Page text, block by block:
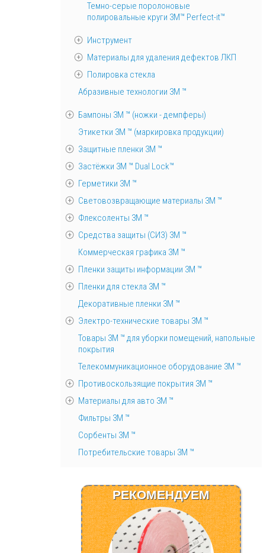
Темно-серые поролоновые
полировальные круги 3M™ Perfect-it™
Инструмент
Материалы для удаления дефектов ЛКП
Полировка стекла
Абразивные технологии 3М ™
Бампоны 3М ™ (ножки - демпферы)
Этикетки 3М ™ (маркировка продукции)
Защитные пленки 3М ™
Застёжки 3М ™ Dual Lock™
Герметики 3М ™
Световозвращающие материалы 3М ™
Флексоленты 3М ™
Средства защиты (СИЗ) 3M ™
Коммерческая графика 3М ™
Пленки защиты информации 3М ™
Пленки для стекла 3М ™
Декоративные пленки 3М ™
Электро-технические товары 3М ™
Товары 3М ™ для уборки помещений, напольные
покрытия
Телекоммуникационное оборудование 3М ™
Противоскользящие покрытия 3М ™
Материалы для авто 3М ™
Фильтры 3М ™
Сорбенты 3М ™
Потребительские товары 3М ™
РЕКОМЕНДУЕМ